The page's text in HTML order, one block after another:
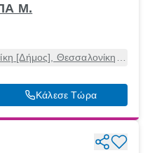
Μ.
[Δήμος], Θεσσαλονίκη,
Κάλεσε Τώρα